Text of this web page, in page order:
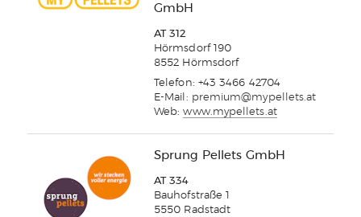
GmbH
AT 312
Hörmsdorf 190
8552 Hörmsdorf
Telefon: +43 3466 42704
E-Mail: premium@mypellets.at
Web:www.mypellets.at
Sprung Pellets GmbH
AT 334
Bauhofstraße 1
5550 Radstadt